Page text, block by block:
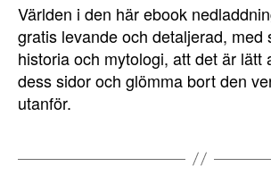
Världen i den här ebook
gratis levande och detaljerad, med
historia och mytologi, att det är lätt
dess sidor och glömma bort den
utanför.